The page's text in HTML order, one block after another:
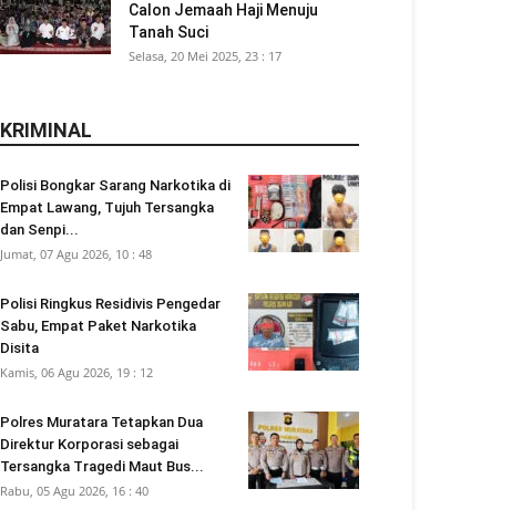
Calon Jemaah Haji Menuju
Tanah Suci
Selasa, 20 Mei 2025, 23 : 17
KRIMINAL
Polisi Bongkar Sarang Narkotika di
Empat Lawang, Tujuh Tersangka
dan Senpi...
Jumat, 07 Agu 2026, 10 : 48
Polisi Ringkus Residivis Pengedar
Sabu, Empat Paket Narkotika
Disita
Kamis, 06 Agu 2026, 19 : 12
Polres Muratara Tetapkan Dua
Direktur Korporasi sebagai
Tersangka Tragedi Maut Bus...
Rabu, 05 Agu 2026, 16 : 40